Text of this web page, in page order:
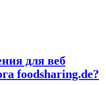
для веб
foodsharing.de?